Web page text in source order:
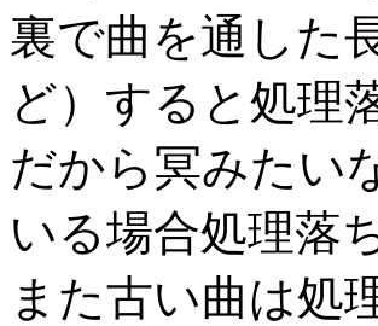
裏で曲を通した
ど）すると処理
だから冥みたい
いる場合処理落
また古い曲は処